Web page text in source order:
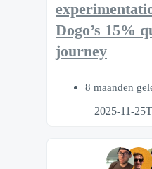
Dogo’s 15%
journey
8 maanden
2025-11-